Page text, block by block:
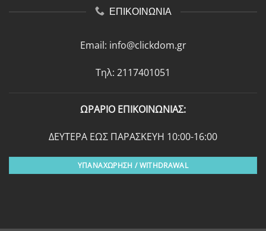
ΕΠΙΚΟΙΝΩΝΙΑ
Email: info@clickdom.gr
Τηλ: 2117401051
ΩΡΑΡΙΟ ΕΠΙΚΟΙΝΩΝΙΑΣ:
ΔΕΥΤΕΡΑ ΕΩΣ ΠΑΡΑΣΚΕΥΗ 10:00-16:00
ΥΠΑΝΑΧΩΡΗΣΗ / WITHDRAWAL